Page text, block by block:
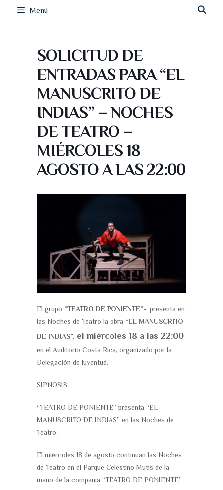
Menú
SOLICITUD DE
ENTRADAS PARA “EL
MANUSCRITO DE
INDIAS” – NOCHES
DE TEATRO –
MIÉRCOLES 18
AGOSTO A LAS 22:00
El grupo “TEATRO DE PONIENTE”-, presenta en
las Noches de Teatro la obra “EL MANUSCRITO
DE INDIAS”, el miércoles 18 a las 22:00
en el Auditorio Costa Rica, organizado por la
Delegación de Juventud.
SIPNOSIS:
“TEATRO DE PONIENTE” presenta “EL
MANUSCRITO DE INDIAS” en las Noches de
Teatro.
El miércoles 18 de agosto continúan las Noches
de Teatro en el Parque Celestino Mutis de la
mano de la compañía “TEATRO DE PONIENTE”